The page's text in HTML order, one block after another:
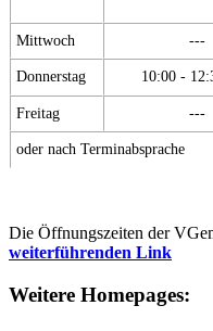
Mittwoch ---
Donnerstag 10:00 -
Freitag ---
oder nach Terminabsprache
Die Öffnungszeiten der
weiterführenden Link
Weitere Homepages: